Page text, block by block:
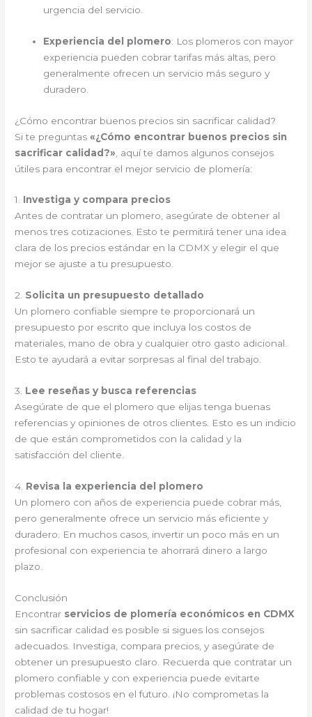
urgencia del servicio.
Experiencia del plomero: Los plomeros con mayor
experiencia pueden cobrar tarifas más altas, pero
generalmente ofrecen un servicio más seguro y
duradero.
¿Cómo encontrar buenos precios sin sacrificar calidad?
Si te preguntas«¿Cómo encontrar buenos precios sin
sacrificar calidad?» , aquí te damos algunos consejos
útiles para encontrar el mejor servicio de plomería:
1. Investiga y compara precios
Antes de contratar un plomero, asegúrate de obtener al
menos tres cotizaciones. Esto te permitirá tener una idea
clara de los precios estándar en la CDMX y elegir el que
mejor se ajuste a tu presupuesto.
2. Solicita un presupuesto detallado
Un plomero confiable siempre te proporcionará un
presupuesto por escrito que incluya los costos de
materiales, mano de obra y cualquier otro gasto adicional.
Esto te ayudará a evitar sorpresas al final del trabajo.
3. Lee reseñas y busca referencias
Asegúrate de que el plomero que elijas tenga buenas
referencias y opiniones de otros clientes. Esto es un indicio
de que están comprometidos con la calidad y la
satisfacción del cliente.
4. Revisa la experiencia del plomero
Un plomero con años de experiencia puede cobrar más,
pero generalmente ofrece un servicio más eficiente y
duradero. En muchos casos, invertir un poco más en un
profesional con experiencia te ahorrará dinero a largo
plazo.
Conclusión
Encontrar servicios de plomería económicos en CDMX
sin sacrificar calidad es posible si sigues los consejos
adecuados. Investiga, compara precios, y asegúrate de
obtener un presupuesto claro. Recuerda que contratar un
plomero confiable y con experiencia puede evitarte
problemas costosos en el futuro. ¡No comprometas la
calidad de tu hogar!